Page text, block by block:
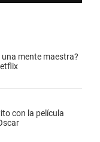
mente maestra?
con la película